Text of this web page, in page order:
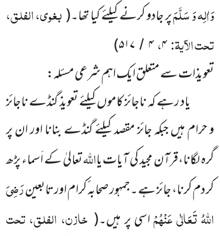
وَاٰلِہ وَ سَلَّمَپر جادو کرنے کیلئے کیا تھا۔(بغوی، الفلق،
تحت الآیۃ:۴،۴ / ۵۱۷)
تعویذات سے متعلق ایک اہم شرعی مسئلہ:
یاد رہے کہ ناجائز کاموں کیلئے تعویذ گنڈے ناجائز
و حرام ہیں جبکہ جائز مقصد کیلئے گنڈے بنانا اور ان پر
گرہ لگانا،قرآن مجید کی آیات یااللّٰہتعالیٰ کے اَسماء پڑھ
کر دم کرنا، جائز ہے ۔جمہور صحابہ ٔکرام اور تابعینرَضِیَ
اللّٰہُ تَعَالٰی عَنْہُمْاسی پر ہیں۔( خازن، الفلق، تحت